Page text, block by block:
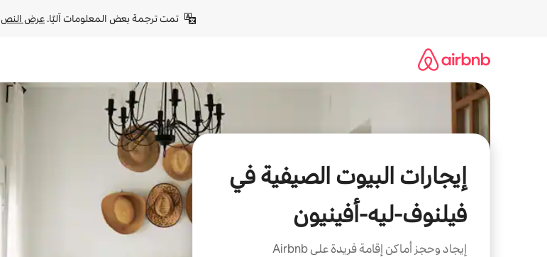
تمت ترجمة بعض المعلومات آليًا. عرض النص
إيجارات البيوت الصيفية في
فيلنوف-ليه-أفينيون
إيجاد وحجز أماكن إقامة فريدة على Airbnb